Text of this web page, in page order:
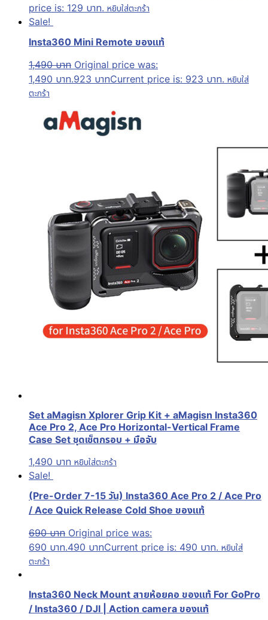
price is: 129 บาท. หยิบใส่ตะกร้า
Sale!
Insta360 Mini Remote ของแท้
1,490บาท Original price was:
1,490 บาท.923 บาทCurrent price is: 923 บาท. หยิบใส่
ตะกร้า
Set aMagisn Xplorer Grip Kit + aMagisn Insta360
Ace Pro 2, Ace Pro Horizontal-Vertical Frame
Case Set ชุดเช็ตกรอบ + มือจับ
1,490 บาท หยิบใส่ตะกร้า
Sale!
(Pre-Order 7-15 วัน) Insta360 Ace Pro 2 / Ace Pro
/ Ace Quick Release Cold Shoe ของแท้
690บาท Original price was:
690 บาท.490 บาทCurrent price is: 490 บาท. หยิบใส่
ตะกร้า
Insta360 Neck Mount สายห้อยคอ ของแท้ For GoPro
/ Insta360 / DJI | Action camera ของแท้